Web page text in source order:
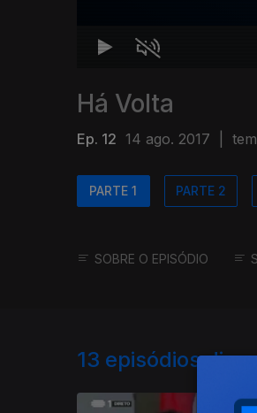
Há Volta
Ep. 12 14 ago. 2017
PARTE 1 PARTE 2
SOBRE O EPISÓDIO
13 episódios